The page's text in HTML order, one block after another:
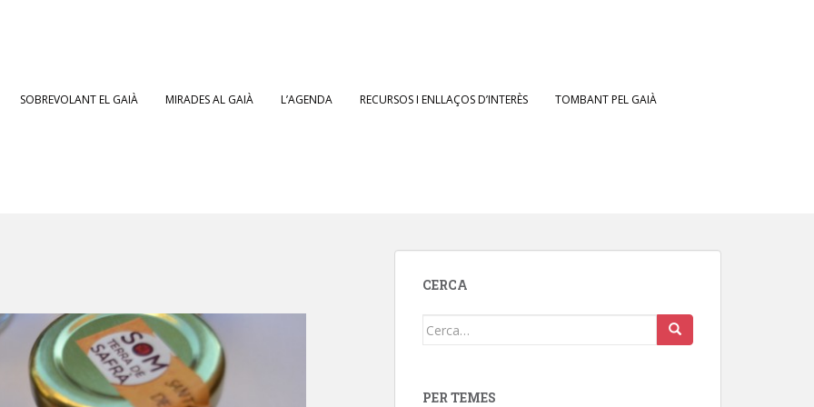
SOBREVOLANT EL GAIÀ MIRADES AL GAIÀ L’AGENDA RECURSOS I ENLLAÇOS D’INTERÈS TOMBANT PEL GAIÀ
CERCA
Cerca:
PER TEMES